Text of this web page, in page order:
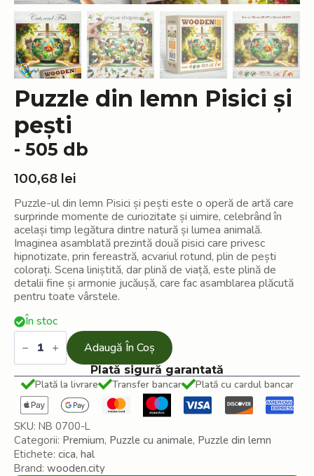
Puzzle din lemn Pisici și
pești
- 505 db
100,68 lei
Puzzle-ul din lemn Pisici și pești este o operă de artă care
surprinde momente de curiozitate și uimire, celebrând în
același timp legătura dintre natură și lumea animală.
Imaginea asamblată prezintă două pisici care privesc
hipnotizate, prin fereastră, acvariul rotund, plin de pești
colorați. Scena liniștită, dar plină de viață, este plină de
detalii fine și armonie jucăușă, care fac asamblarea plăcută
pentru toate vârstele.
În stoc
Cantitate
Puzzle
lemn
Pisici
pești
Adaugă În Coș
Plată sigură garantată
Plată la livrare
Transfer bancar Plată cu cardul bancar
SKU: NB 0700-L
Categorii: Premium, Puzzle cu animale, Puzzle din lemn
Etichete: cica, hal
Brand: wooden.city